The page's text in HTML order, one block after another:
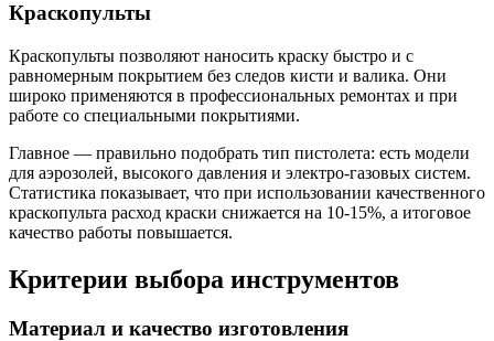
Краскопульты
Краскопульты позволяют наносить краску быстро и с
равномерным покрытием без следов кисти и валика. Они
широко применяются в профессиональных ремонтах и при
работе со специальными покрытиями.
Главное — правильно подобрать тип пистолета: есть модели
для аэрозолей, высокого давления и электро-газовых систем.
Статистика показывает, что при использовании качественного
краскопульта расход краски снижается на 10-15%, а итоговое
качество работы повышается.
Критерии выбора инструментов
Материал и качество изготовления